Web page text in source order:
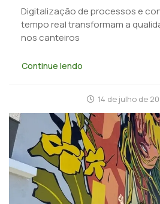
Digitalização de processos e
tempo real transformam a
nos canteiros
Continue lendo
14 de julho de